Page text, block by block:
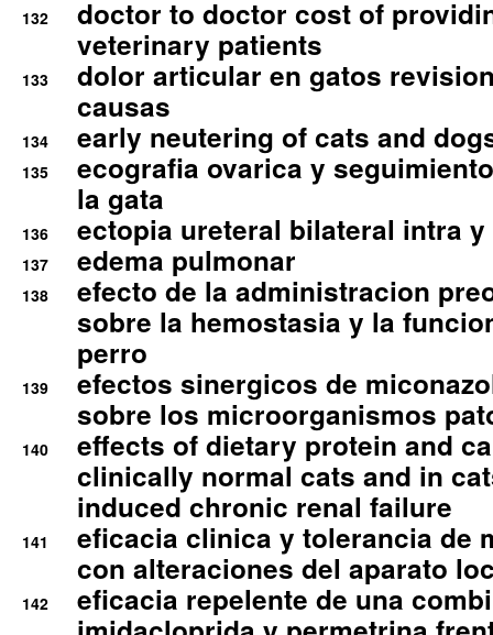
132
doctor to doctor cost of
veterinary patients
133
dolor articular en gatos
causas
134 early neutering of cats and
135
ecografia ovarica y
la gata
136 ectopia ureteral bilateral intra
137 edema pulmonar
138
efecto de la administracion
sobre la hemostasia y la
perro
139
efectos sinergicos de
sobre los microorganismos
140
effects of dietary protein and
clinically normal cats and in
induced chronic renal failure
141
eficacia clinica y tolerancia de
con alteraciones del aparato
142
eficacia repelente de una